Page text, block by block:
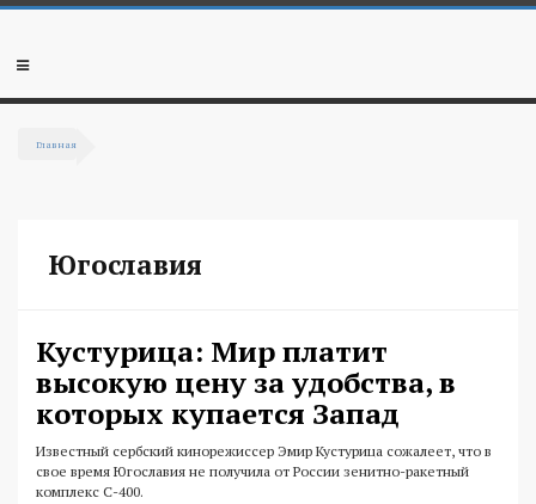
Перейти к основному содержанию
Мобильное
Главная
Югославия
Кустурица: Мир платит
высокую цену за удобства, в
которых купается Запад
Известный сербский кинорежиссер Эмир Кустурица сожалеет, что в
свое время Югославия не получила от России зенитно-ракетный
комплекс С-400.